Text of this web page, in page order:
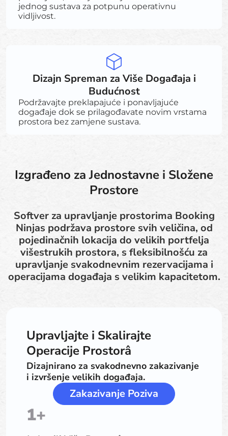
jednog sustava za potpunu operativnu
vidljivost.
Dizajn Spreman za Više Događaja i
Budućnost
Podržavajte preklapajuće i ponavljajuće
događaje dok se prilagođavate novim vrstama
prostora bez zamjene sustava.
Izgrađeno za Jednostavne i Složene
Prostore
Softver za upravljanje prostorima Booking
Ninjas podržava prostore svih veličina, od
pojedinačnih lokacija do velikih portfelja
višestrukih prostora, s fleksibilnošću za
upravljanje svakodnevnim rezervacijama i
operacijama događaja s velikim kapacitetom.
Upravljajte i Skalirajte
Operacije Prostorâ
Dizajnirano za svakodnevno zakazivanje
i izvršenje velikih događaja.
Zakazivanje Poziva
1+